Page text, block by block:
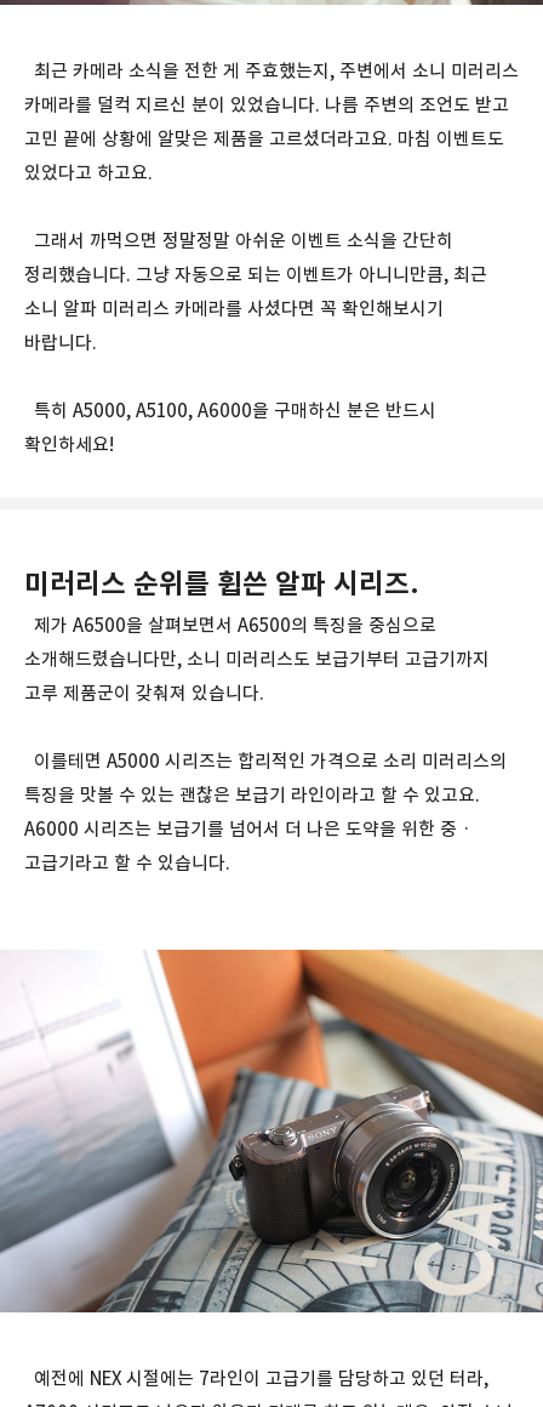
최근 카메라 소식을 전한 게 주효했는지, 주변에서 소니 미러리스
카메라를 덜컥 지르신 분이 있었습니다. 나름 주변의 조언도 받고
고민 끝에 상황에 알맞은 제품을 고르셨더라고요. 마침 이벤트도
있었다고 하고요.
그래서 까먹으면 정말정말 아쉬운 이벤트 소식을 간단히
정리했습니다. 그냥 자동으로 되는 이벤트가 아니니만큼, 최근
소니 알파 미러리스 카메라를 사셨다면 꼭 확인해보시기
바랍니다.
특히 A5000, A5100, A6000을 구매하신 분은 반드시
확인하세요!
미러리스 순위를 휩쓴 알파 시리즈.
제가 A6500을 살펴보면서 A6500의 특징을 중심으로
소개해드렸습니다만, 소니 미러리스도 보급기부터 고급기까지
고루 제품군이 갖춰져 있습니다.
이를테면 A5000 시리즈는 합리적인 가격으로 소리 미러리스의
특징을 맛볼 수 있는 괜찮은 보급기 라인이라고 할 수 있고요.
A6000 시리즈는 보급기를 넘어서 더 나은 도약을 위한 중 ·
고급기라고 할 수 있습니다.
예전에 NEX 시절에는 7라인이 고급기를 담당하고 있던 터라,